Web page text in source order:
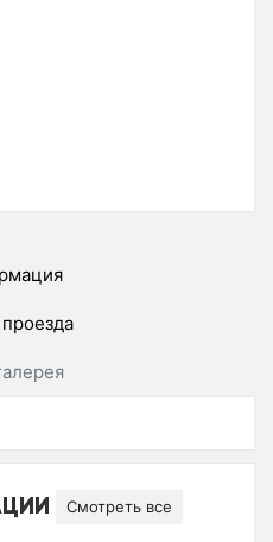
Смотреть все